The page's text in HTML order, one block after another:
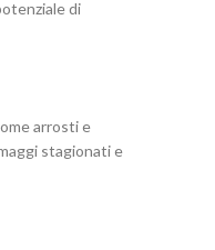
di
arrosti e
stagionati e